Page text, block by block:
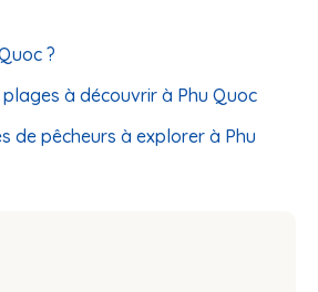
?
plages à découvrir à Phu Quoc
de pêcheurs à explorer à Phu